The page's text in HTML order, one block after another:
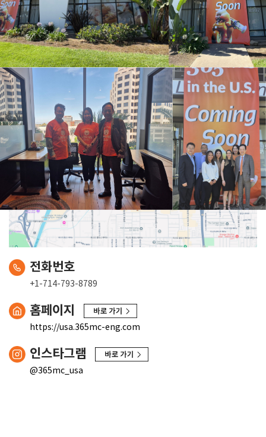
365mc 마침내 미국까지, 글로벌 중심에 선 쾌거!
세계 최대 의료시장 미국에서 인정받은 LAMS!
K-비만치료 미국 LA 접수
365mc 미국 법인 설립 완료!
주소
438 E Katella Ave B, Orange, CA 92867 USA
전화번호
+1-714-793-8789
홈페이지
https://usa.365mc-eng.com
인스타그램
@365mc_usa